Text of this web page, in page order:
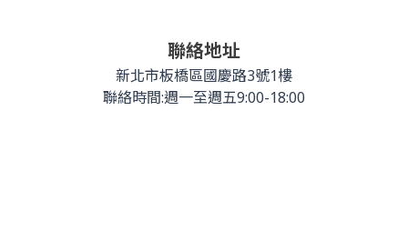
聯絡地址
新北市板橋區國慶路3號1樓
聯絡時間:週一至週五9:00-18:00